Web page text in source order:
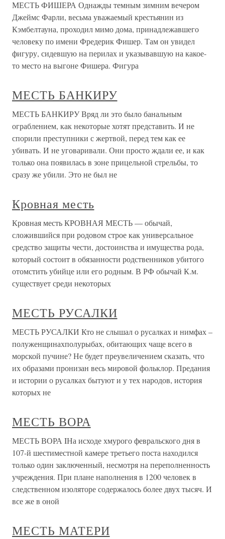
МЕСТЬ ФИШЕРА Однажды темным зимним вечером
Джеймс Фарли, весьма уважаемый крестьянин из
Кэмбелтауна, проходил мимо дома, принадлежавшего
человеку по имени Фредерик Фишер. Там он увидел
фигуру, сидевшую на перилах и указывавшую на какое-
то место на выгоне Фишера. Фигура
МЕСТЬ БАНКИРУ
МЕСТЬ БАНКИРУ Вряд ли это было банальным
ограблением, как некоторые хотят представить. И не
спорили преступники с жертвой, перед тем как ее
убивать. И не уговаривали. Они просто ждали ее, и как
только она появилась в зоне прицельной стрельбы, то
сразу же убили. Это не был не
Кровная месть
Кровная месть КРОВНАЯ МЕСТЬ — обычай,
сложившийся при родовом строе как универсальное
средство защиты чести, достоинства и имущества рода,
который состоит в обязанности родственников убитого
отомстить убийце или его родным. В РФ обычай К.м.
существует среди некоторых
МЕСТЬ РУСАЛКИ
МЕСТЬ РУСАЛКИ Кто не слышал о русалках и нимфах –
полуженщинахполурыбах, обитающих чаще всего в
морской пучине? Не будет преувеличением сказать, что
их образами пронизан весь мировой фольклор. Предания
и истории о русалках бытуют и у тех народов, история
которых не
МЕСТЬ ВОРА
МЕСТЬ ВОРА IНа исходе хмурого февральского дня в
107-й шестиместной камере третьего поста находился
только один заключенный, несмотря на переполненность
учреждения. При плане наполнения в 1200 человек в
следственном изоляторе содержалось более двух тысяч. И
все же в оной
МЕСТЬ МАТЕРИ